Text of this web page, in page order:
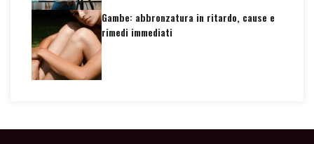
Gambe: abbronzatura in ritardo, cause e
rimedi immediati